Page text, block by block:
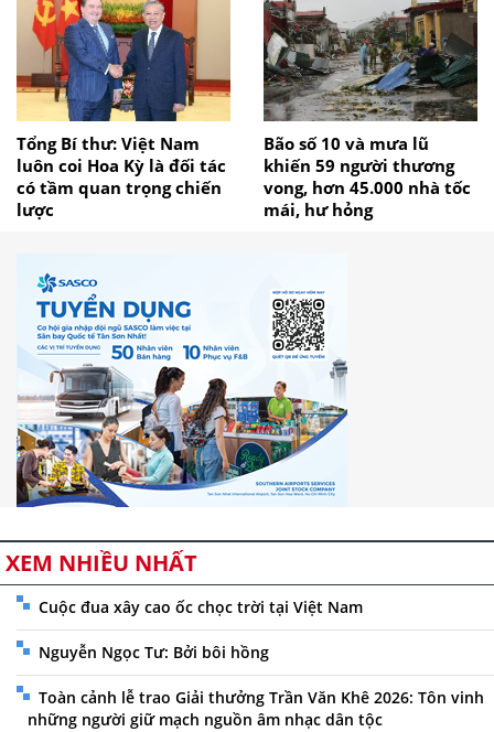
Tổng Bí thư: Việt Nam
luôn coi Hoa Kỳ là đối tác
có tầm quan trọng chiến
lược
Bão số 10 và mưa lũ
khiến 59 người thương
vong, hơn 45.000 nhà tốc
mái, hư hỏng
XEM NHIỀU NHẤT
Cuộc đua xây cao ốc chọc trời tại Việt Nam
Nguyễn Ngọc Tư: Bởi bôi hồng
Toàn cảnh lễ trao Giải thưởng Trần Văn Khê 2026: Tôn vinh
những người giữ mạch nguồn âm nhạc dân tộc